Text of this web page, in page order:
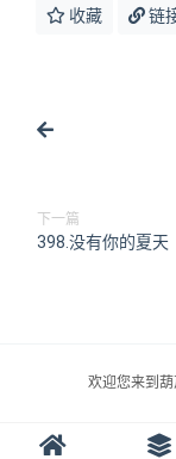
收藏 链
下一篇
398.没有你的夏天
欢迎您来到葫